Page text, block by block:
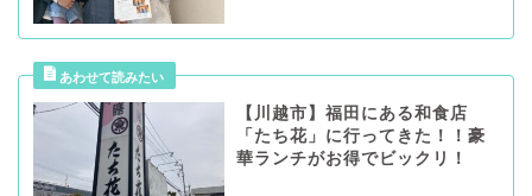
【川越市】福田にある和食店
「たち花」に行ってきた！！豪
華ランチがお得でビックリ！